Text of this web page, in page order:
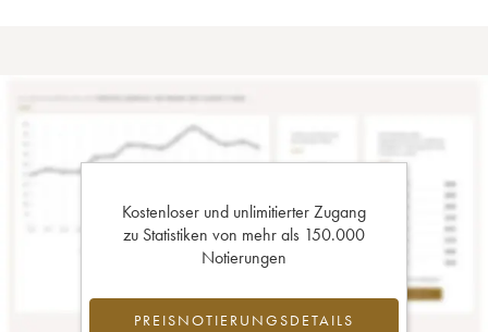
Kostenloser und unlimitierter Zugang
zu Statistiken von mehr als 150.000
Notierungen
PREISNOTIERUNGSDETAILS